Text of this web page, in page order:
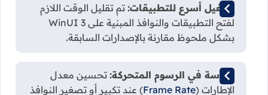
تشغيل أسرع للتطبيقات: تم تقليل الوقت اللازم
لفتح التطبيقات والنوافذ المبنية على WinUI 3
بشكل ملحوظ مقارنة بالإصدارات السابقة.
سلاسة في الرسوم المتحركة: تحسين معدل
الإطارات (Frame Rate) عند تكبير أو تصغير النوافذ